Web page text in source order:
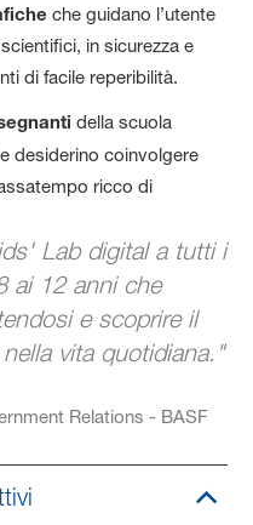
che guidano l’utente
in sicurezza e
di facile reperibilità.
della scuola
desiderino coinvolgere
ricco di
Lab digital a tutti i
ai 12 anni che
e scoprire il
vita quotidiana."
Relations - BASF